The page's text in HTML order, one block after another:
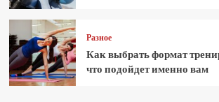
Разное
Как выбрать формат
что подойдет именно вам